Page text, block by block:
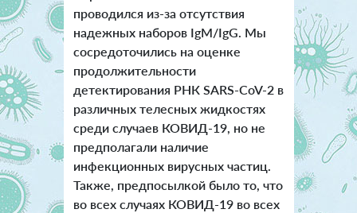
проводился из-за отсутствия
надежных наборов IgM/IgG. Мы
сосредоточились на оценке
продолжительности
детектирования РНК SARS-CoV-2 в
различных телесных жидкостях
среди случаев КОВИД-19, но не
предполагали наличие
инфекционных вирусных частиц.
Также, предпосылкой было то, что
во всех случаях КОВИД-19 во всех